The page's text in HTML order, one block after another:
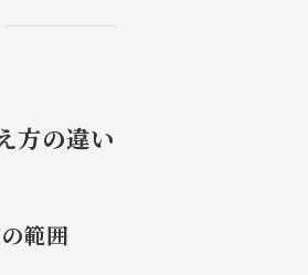
方の違い
範囲